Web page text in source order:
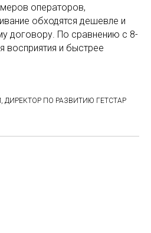
операторов,
обходятся дешевле и
договору. По сравнению с 8-
восприятия и быстрее
ПО РАЗВИТИЮ ГЕТСТАР